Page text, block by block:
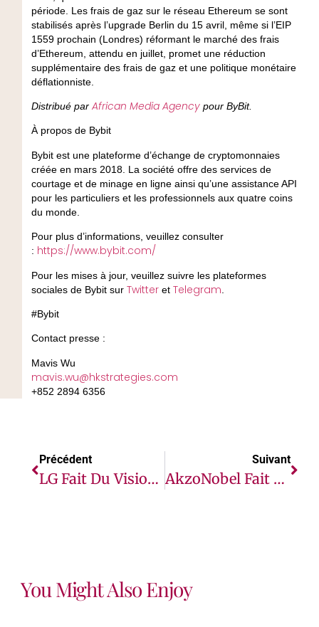
période. Les frais de gaz sur le réseau Ethereum se sont
stabilisés après l’upgrade Berlin du 15 avril, même si l’EIP
1559 prochain (Londres) réformant le marché des frais
d’Ethereum, attendu en juillet, promet une réduction
supplémentaire des frais de gaz et une politique monétaire
déflationniste.
Distribué par African Media Agencypour ByBit.
À propos de Bybit
Bybit est une plateforme d’échange de cryptomonnaies
créée en mars 2018. La société offre des services de
courtage et de minage en ligne ainsi qu’une assistance API
pour les particuliers et les professionnels aux quatre coins
du monde.
Pour plus d’informations, veuillez consulter
: https://www.bybit.com/
Pour les mises à jour, veuillez suivre les plateformes
sociales de Bybit sur Twitteret Telegram
#Bybit
Contact presse :
Mavis Wu
mavis.wu@hkstrategies.com
+852 2894 6356
Précédent
LG Fait Du Visionnage Une Expérience Enrichissante En Dévoilant Une Nouvelle Série De Téléviseurs À Écran OLED En Côte D’Ivoire Et Au Sénégal
Suivant
AkzoNobel Fait Bouger Les Choses En Lançant La Deuxième Édition De Son Concours Mondial De Start-Ups
You Might Also Enjoy